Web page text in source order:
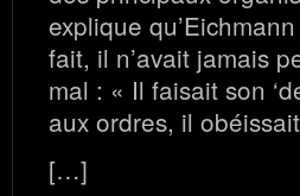
explique
fait, il n’avait jamais
mal : « Il faisait son
aux ordres, il
[…]